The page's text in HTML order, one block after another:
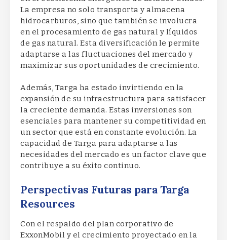
La empresa no solo transporta y almacena
hidrocarburos, sino que también se involucra
en el procesamiento de gas natural y líquidos
de gas natural. Esta diversificación le permite
adaptarse a las fluctuaciones del mercado y
maximizar sus oportunidades de crecimiento.
Además, Targa ha estado invirtiendo en la
expansión de su infraestructura para satisfacer
la creciente demanda. Estas inversiones son
esenciales para mantener su competitividad en
un sector que está en constante evolución. La
capacidad de Targa para adaptarse a las
necesidades del mercado es un factor clave que
contribuye a su éxito continuo.
Perspectivas Futuras para Targa
Resources
Con el respaldo del plan corporativo de
ExxonMobil y el crecimiento proyectado en la